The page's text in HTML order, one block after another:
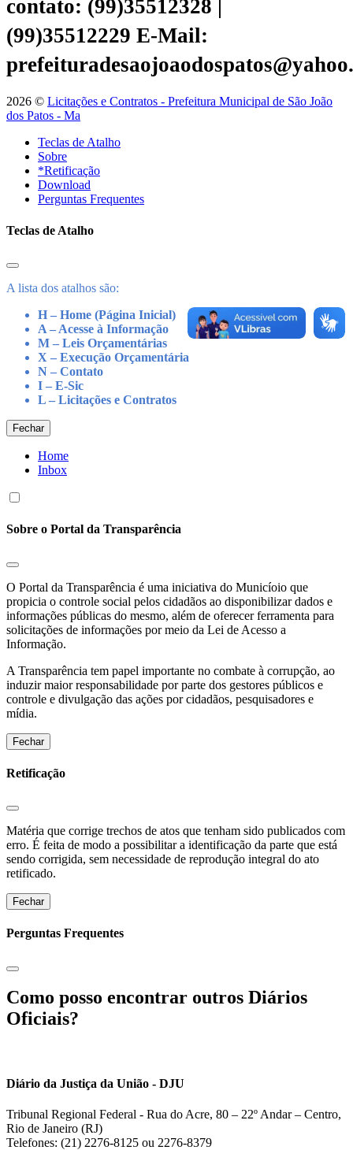
contato: (99)35512328 |
(99)35512229 E-Mail:
2026 © Licitações e Contratos - Prefeitura Municipal de São João
dos Patos - Ma
Teclas de Atalho
Sobre
*Retificação
Download
Perguntas Frequentes
Teclas de Atalho
A lista dos atalhos são:
H – Home (Página Inicial)
A – Acesse à Informação
M – Leis Orçamentárias
X – Execução Orçamentária
N – Contato
I – E-Sic
L – Licitações e Contratos
Fechar
Home
Inbox
Sobre o Portal da Transparência
O Portal da Transparência é uma iniciativa do Municíoio que
propicia o controle social pelos cidadãos ao disponibilizar dados e
informações públicas do mesmo, além de oferecer ferramenta para
solicitações de informações por meio da Lei de Acesso a
Informação.
A Transparência tem papel importante no combate à corrupção, ao
induzir maior responsabilidade por parte dos gestores públicos e
controle e divulgação das ações por cidadãos, pesquisadores e
mídia.
Fechar
Retificação
Matéria que corrige trechos de atos que tenham sido publicados com
erro. É feita de modo a possibilitar a identificação da parte que está
sendo corrigida, sem necessidade de reprodução integral do ato
retificado.
Fechar
Perguntas Frequentes
Como posso encontrar outros Diários
Oficiais?
Diário da Justiça da União - DJU
Tribunal Regional Federal - Rua do Acre, 80 – 22º Andar – Centro,
Rio de Janeiro (RJ)
Telefones: (21) 2276-8125 ou 2276-8379